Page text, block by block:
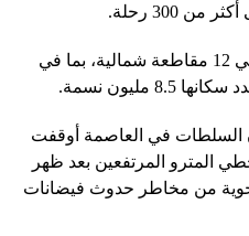
300 رحلة.
وأغلقت المدارس الثانوية أيضا في 12 مقاطعة شمالية، بما في
مليون نسمة.
السلطات في العاصمة أوقفت
المترو المرتفعين بعد ظهر
من مخاطر حدوث فيضانات